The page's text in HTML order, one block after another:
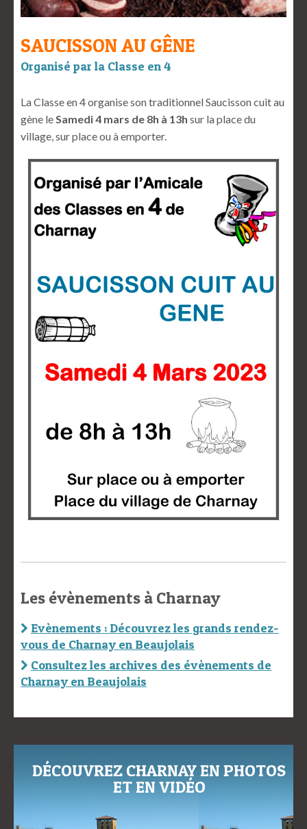
SAUCISSON AU GÊNE
Organisé par la Classe en 4
La Classe en 4 organise son traditionnel Saucisson cuit au
gène leSamedi 4 mars de 8h à 13h sur la place du
village, sur place ou à emporter.
Les évènements à Charnay
Evènements : Découvrez les grands rendez-
vous de Charnay en Beaujolais
Consultez les archives des évènements de
Charnay en Beaujolais
DÉCOUVREZ CHARNAY EN PHOTOS
ET EN VIDÉO